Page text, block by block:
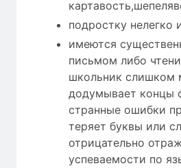
подростку нелегко
имеются
письмом либо
школьник слишком
додумывает концы
странные ошибки
теряет буквы или
отрицательно
успеваемости по